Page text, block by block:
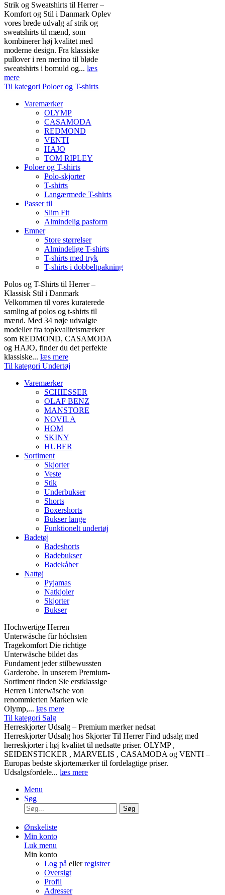
Strik og Sweatshirts til Herrer –
Komfort og Stil i Danmark Oplev
vores brede udvalg af strik og
sweatshirts til mænd, som
kombinerer høj kvalitet med
moderne design. Fra klassiske
pullover i ren merino til bløde
sweatshirts i bomuld og... læs
mere
Til kategori Poloer og T-shirts
Varemærker
OLYMP
CASAMODA
REDMOND
VENTI
HAJO
TOM RIPLEY
Poloer og T-shirts
Polo-skjorter
T-shirts
Langærmede T-shirts
Passer til
Slim Fit
Almindelig pasform
Emner
Store størrelser
Almindelige T-shirts
T-shirts med tryk
T-shirts i dobbeltpakning
Polos og T-Shirts til Herrer –
Klassisk Stil i Danmark
Velkommen til vores kuraterede
samling af polos og t-shirts til
mænd. Med 34 nøje udvalgte
modeller fra topkvalitetsmærker
som REDMOND, CASAMODA
og HAJO, finder du det perfekte
klassiske... læs mere
Til kategori Undertøj
Varemærker
SCHIESSER
OLAF BENZ
MANSTORE
NOVILA
HOM
SKINY
HUBER
Sortiment
Skjorter
Veste
Stik
Underbukser
Shorts
Boxershorts
Bukser lange
Funktionelt undertøj
Badetøj
Badeshorts
Badebukser
Badekåber
Nattøj
Pyjamas
Natkjoler
Skjorter
Bukser
Hochwertige Herren
Unterwäsche für höchsten
Tragekomfort Die richtige
Unterwäsche bildet das
Fundament jeder stilbewussten
Garderobe. In unserem Premium-
Sortiment finden Sie erstklassige
Herren Unterwäsche von
renommierten Marken wie
Olymp,... læs mere
Til kategori Salg
Herreskjorter Udsalg – Premium mærker nedsat
Herreskjorter Udsalg hos Skjorter Til Herrer Find udsalg med
herreskjorter i høj kvalitet til nedsatte priser. OLYMP ,
SEIDENSTICKER , MARVELIS , CASAMODA og VENTI –
Europas bedste skjortemærker til fordelagtige priser.
Udsalgsfordele... læs mere
Menu
Søg
Søg
Ønskeliste
Min konto
Luk menu
Min konto
Log på ellerregistrer
Oversigt
Profil
Adresser